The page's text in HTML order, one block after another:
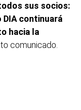
sus socios:
DIA continuará
hacia la
comunicado.